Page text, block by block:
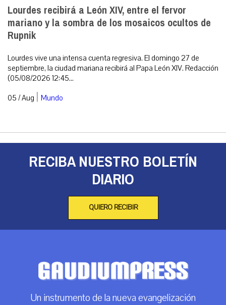
Lourdes recibirá a León XIV, entre el fervor
mariano y la sombra de los mosaicos ocultos de
Rupnik
Lourdes vive una intensa cuenta regresiva. El domingo 27 de
septiembre, la ciudad mariana recibirá al Papa León XIV. Redacción
(05/08/2026 12:45...
05 / Aug | Mundo
RECIBA NUESTRO BOLETÍN
DIARIO
QUIERO RECIBIR
Un instrumento de la nueva evangelización